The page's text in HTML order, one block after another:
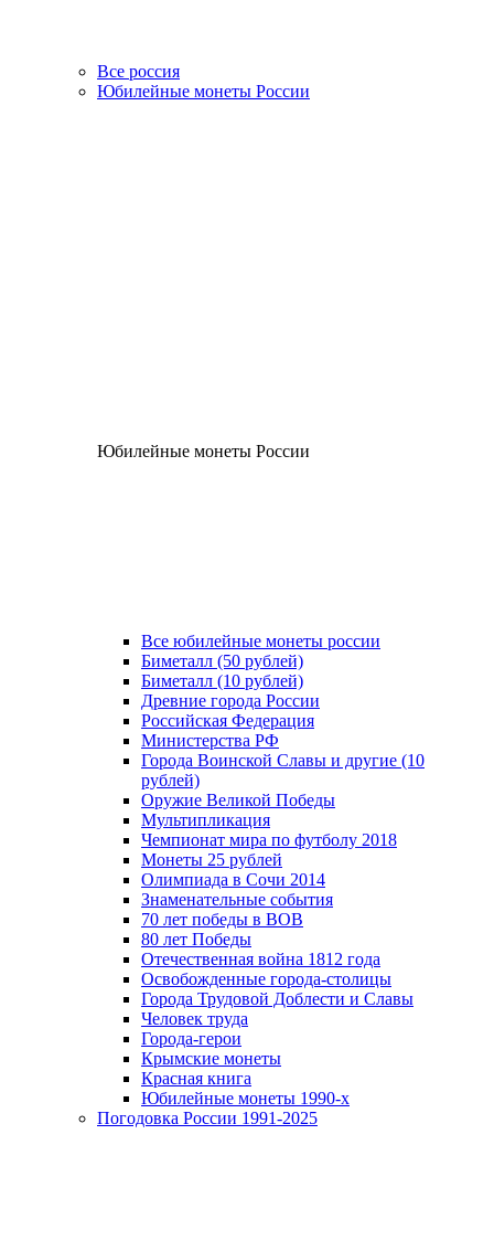
Все россия
Юбилейные монеты России
Юбилейные монеты России
Все юбилейные монеты россии
Биметалл (50 рублей)
Биметалл (10 рублей)
Древние города России
Российская Федерация
Министерства РФ
Города Воинской Славы и другие (10
рублей)
Оружие Великой Победы
Мультипликация
Чемпионат мира по футболу 2018
Монеты 25 рублей
Олимпиада в Сочи 2014
Знаменательные события
70 лет победы в ВОВ
80 лет Победы
Отечественная война 1812 года
Освобожденные города-столицы
Города Трудовой Доблести и Славы
Человек труда
Города-герои
Крымские монеты
Красная книга
Юбилейные монеты 1990-х
Погодовка России 1991-2025